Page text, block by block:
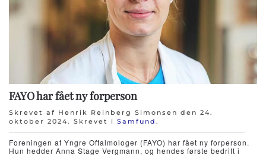
FAYO har fået ny forperson
Skrevet af Henrik Reinberg Simonsen den 24.
oktober 2024. Skrevet i Samfund .
Foreningen af Yngre Oftalmologer (FAYO) har fået ny forperson.
Hun hedder Anna Stage Vergmann, og hendes første bedrift i